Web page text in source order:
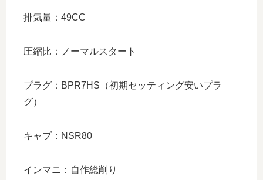
排気量：49CC
圧縮比：ノーマルスタート
プラグ：BPR7HS（初期セッティング安いプラ
グ）
キャブ：NSR80
インマニ：自作総削り